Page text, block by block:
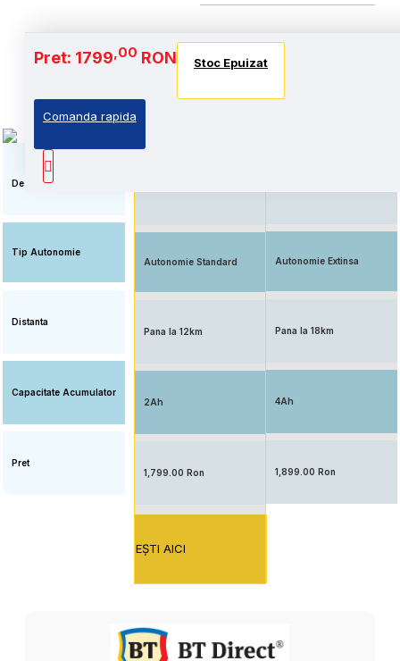
Pret: 1799,00 RON Stoc Epuizat
Comanda rapida
Baterie si Autonomie
Descriere
Tip Autonomie
Distanta
Capacitate Acumulator
Pret
Stoc Epuizat
Standard: Pret accesibil,
Autonomie Standard
Pana la 12km
2Ah
1,799.00 Ron
EŞTI AICI
Stoc Epuizat
Autonomie Extinsa
Pana la 18km
4Ah
1,899.00 Ron